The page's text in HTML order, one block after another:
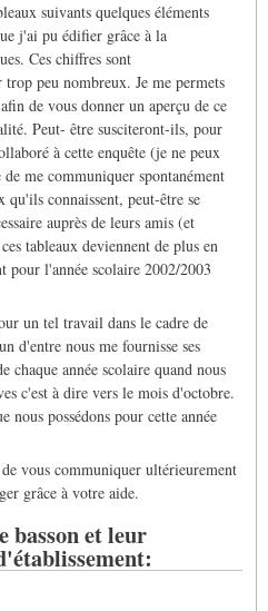
suivants quelques éléments
j'ai pu édifier grâce à la
Ces chiffres sont
peu nombreux. Je me permets
de vous donner un aperçu de ce
Peut- être susciteront-ils, pour
à cette enquête (je ne peux
me communiquer spontanément
qu'ils connaissent, peut-être se
auprès de leurs amis (et
tableaux deviennent de plus en
pour l'année scolaire 2002/2003
un tel travail dans le cadre de
d'entre nous me fournisse ses
chaque année scolaire quand nous
c'est à dire vers le mois d'octobre.
nous possédons pour cette année
vous communiquer ultérieurement
grâce à votre aide.
basson et leur